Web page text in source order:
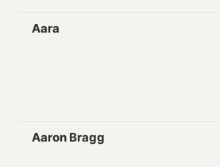
Aara
Aaron Bragg